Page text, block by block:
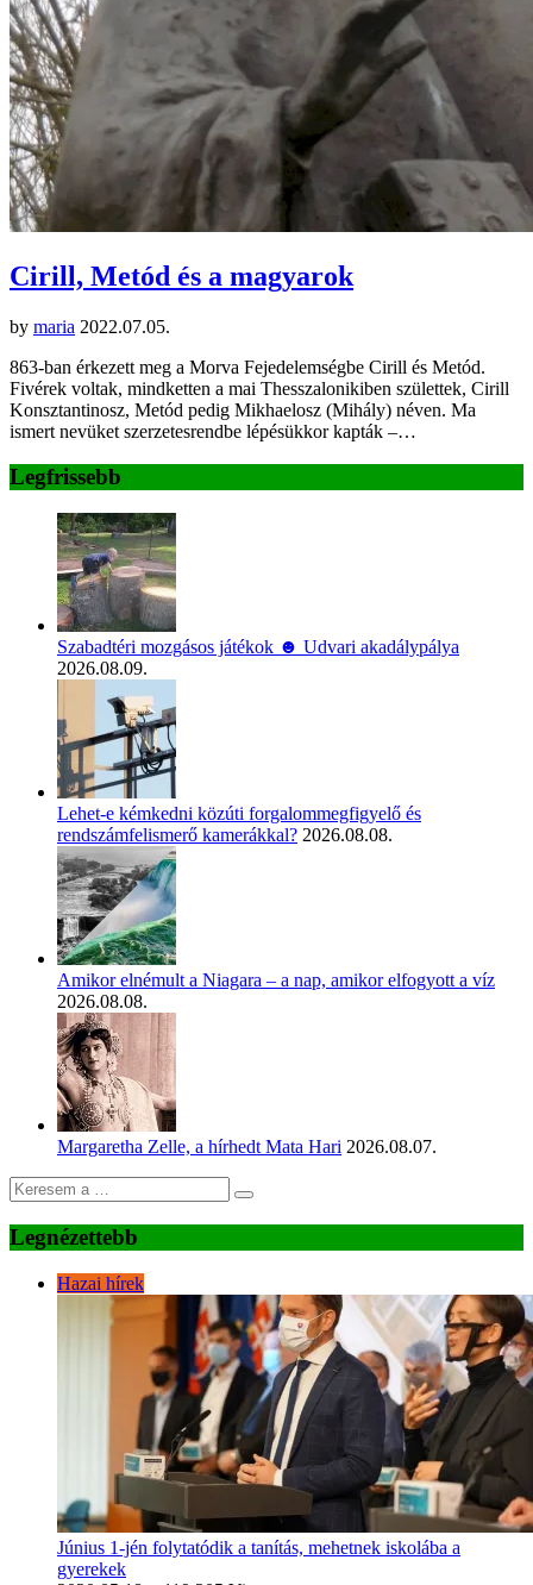
Cirill, Metód és a magyarok
by maria 2022.07.05.
863-ban érkezett meg a Morva Fejedelemségbe Cirill és Metód.
Fivérek voltak, mindketten a mai Thesszalonikiben születtek, Cirill
Konsztantinosz, Metód pedig Mikhaelosz (Mihály) néven. Ma
ismert nevüket szerzetesrendbe lépésükkor kapták –…
Legfrissebb
Szabadtéri mozgásos játékok ☻ Udvari akadálypálya
2026.08.09.
Lehet-e kémkedni közúti forgalommegfigyelő és
rendszámfelismerő kamerákkal? 2026.08.08.
Amikor elnémult a Niagara – a nap, amikor elfogyott a víz
2026.08.08.
Margaretha Zelle, a hírhedt Mata Hari 2026.08.07.
Legnézettebb
Hazai hírek
Június 1-jén folytatódik a tanítás, mehetnek iskolába a
gyerekek